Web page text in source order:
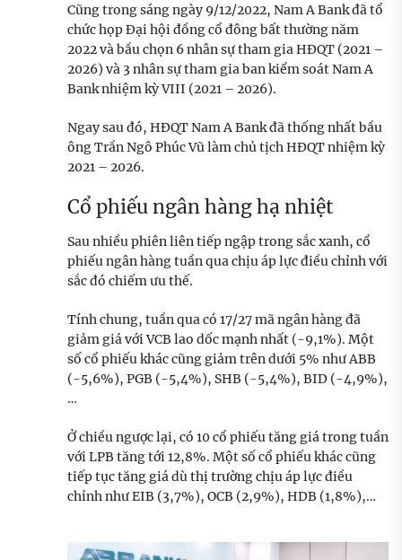
Cũng trong sáng ngày 9/12/2022, Nam A Bank đã tổ
chức họp Đại hội đồng cổ đông bất thường năm
2022 và bầu chọn 6 nhân sự tham gia HĐQT (2021 –
2026) và 3 nhân sự tham gia ban kiểm soát Nam A
Bank nhiệm kỳ VIII (2021 – 2026).
Ngay sau đó, HĐQT Nam A Bank đã thống nhất bầu
ông Trần Ngô Phúc Vũ làm chủ tịch HĐQT nhiệm kỳ
2021 – 2026.
Cổ phiếu ngân hàng hạ nhiệt
Sau nhiều phiên liên tiếp ngập trong sắc xanh, cổ
phiếu ngân hàng tuần qua chịu áp lực điều chỉnh với
sắc đó chiếm ưu thế.
Tính chung, tuần qua có 17/27 mã ngân hàng đã
giảm giá với VCB lao dốc mạnh nhất (-9,1%). Một
số cổ phiếu khác cũng giảm trên dưới 5% như ABB
(-5,6%), PGB (-5,4%), SHB (-5,4%), BID (-4,9%),
…
Ở chiều ngược lại, có 10 cổ phiếu tăng giá trong tuần
với LPB tăng tới 12,8%. Một số cổ phiếu khác cũng
tiếp tục tăng giá dù thị trường chịu áp lực điều
chỉnh như EIB (3,7%), OCB (2,9%), HDB (1,8%),…